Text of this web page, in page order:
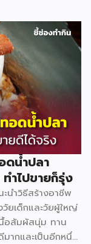
หลัก แป้งข้าวเจ้า
วยายม่อม 480 ก.
มล. 82 บาท น้ำตาล
อาหารสีเขียว 19
ดน้ำปลา
ำไปขายก็รุ่ง
นำวิธีสร้างอาชีพ
ยเด็กและวัยผู้ใหญ่
อสัมผัสนุ่ม ทาน
ากและเป็นอีกหนึ่ง